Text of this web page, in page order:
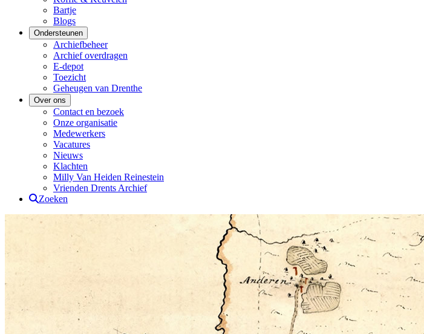
Bartje
Blogs
Ondersteunen
Archiefbeheer
Archief overdragen
E-depot
Toezicht
Geheugen van Drenthe
Over ons
Contact en bezoek
Onze organisatie
Medewerkers
Vacatures
Nieuws
Klachten
Milly Van Heiden Reinestein
Vrienden Drents Archief
Zoeken
Drents Archief